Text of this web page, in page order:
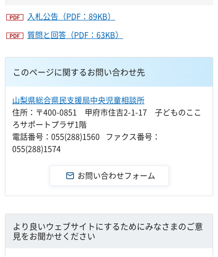
入札公告（PDF：89KB）
質問と回答（PDF：63KB）
このページに関するお問い合わせ先
山梨県総合県民支援局中央児童相談所
住所：〒400-0851 甲府市住吉2-1-17 子どものここ
ろサポートプラザ1階
電話番号：055(288)1560 ファクス番号：
055(288)1574
より良いウェブサイトにするためにみなさまのご意
見をお聞かせください